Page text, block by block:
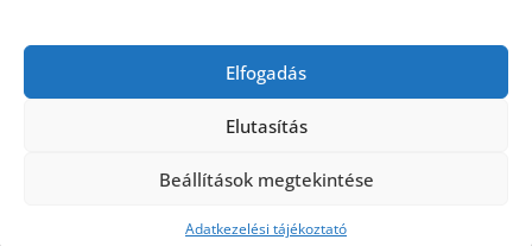
Elfogadás
Elutasítás
Beállítások megtekintése
Adatkezelési tájékoztató
WordPress Theme